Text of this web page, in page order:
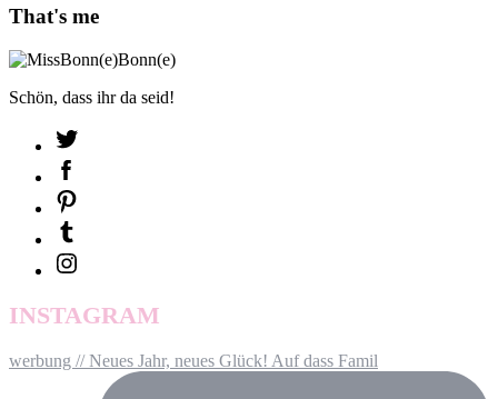
That's me
Schön, dass ihr da seid!
INSTAGRAM
werbung // Neues Jahr, neues Glück! Auf dass Famil